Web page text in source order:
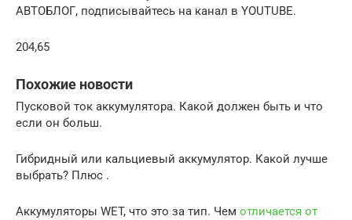
АВТОБЛОГ, подписывайтесь на канал в YOUTUBE.
204,65
Похожие новости
Пусковой ток аккумулятора. Какой должен быть и что
если он больш.
Гибридный или кальциевый аккумулятор. Какой лучше
выбрать? Плюс .
Аккумуляторы WET, что это за тип. Чем отличается от